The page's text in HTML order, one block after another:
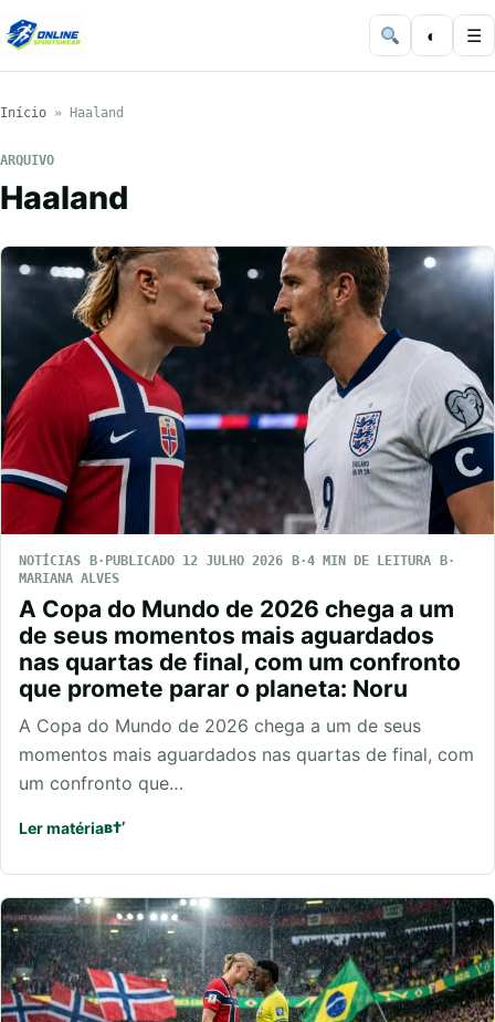
◐ ☰
Início » Haaland
ARQUIVO
Haaland
NOTÍCIAS PUBLICADO 12 JULHO 2026
4 MIN DE LEITURA
MARIANA ALVES
A Copa do Mundo de 2026 chega a um
de seus momentos mais aguardados
nas quartas de final, com um confronto
que promete parar o planeta: Noru
A Copa do Mundo de 2026 chega a um de seus
momentos mais aguardados nas quartas de final, com
um confronto que…
Ler matéria